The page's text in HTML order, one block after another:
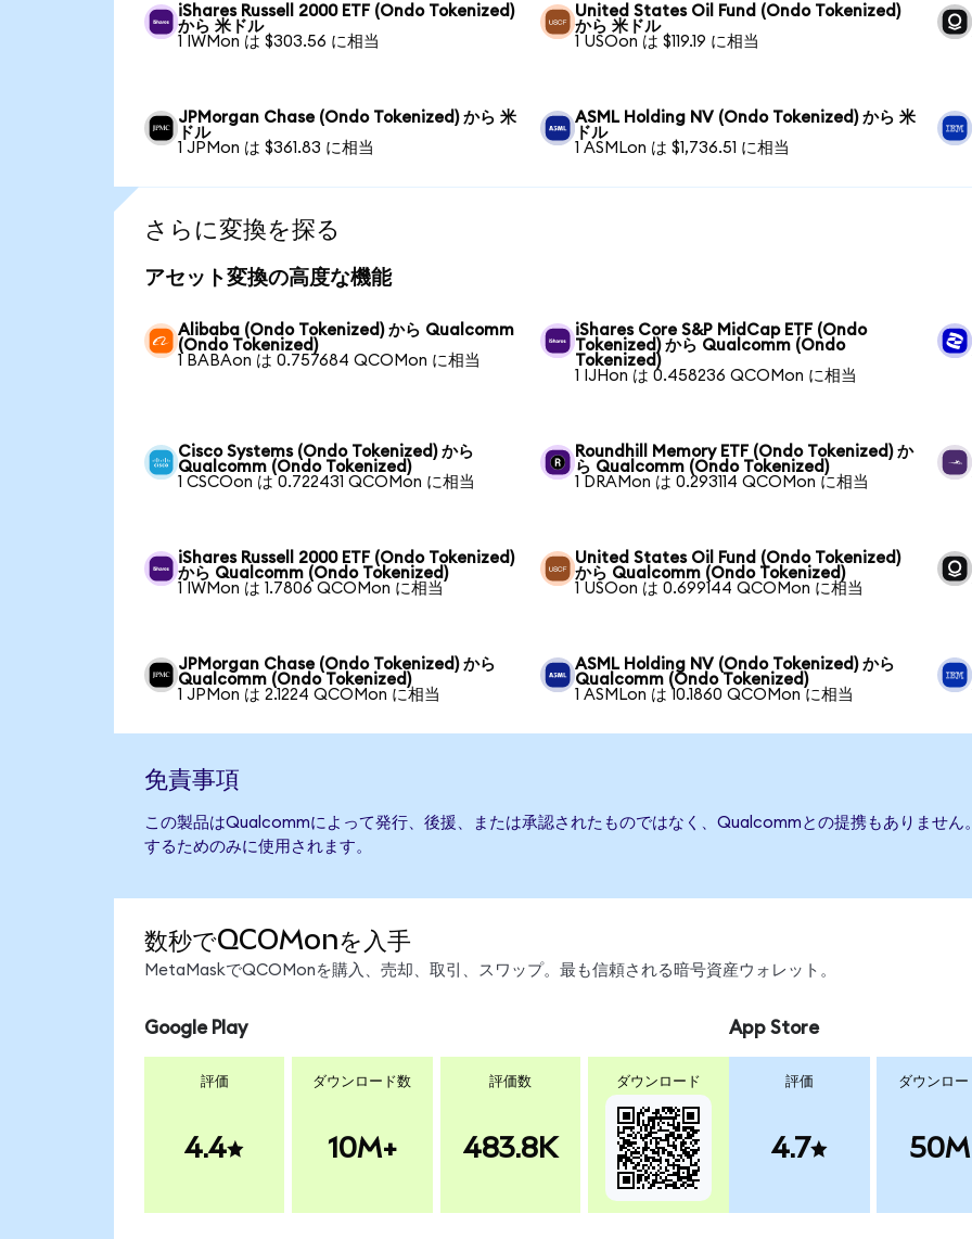
iShares Russell 2000 ETF (Ondo Tokenized)
から 米ドル
1 IWMon は $303.56 に相当
United States Oil Fund (Ondo Tokenized)
から 米ドル
1 USOon は $119.19 に相当
JPMorgan Chase (Ondo Tokenized) から 米
ドル
1 JPMon は $361.83 に相当
ASML Holding NV (Ondo Tokenized) から 米
ドル
1 ASMLon は $1,736.51 に相当
さらに変換を探る
アセット変換の高度な機能
Alibaba (Ondo Tokenized) から Qualcomm
(Ondo Tokenized)
1 BABAon は 0.757684 QCOMon に相当
iShares Core S&P MidCap ETF (Ondo
Tokenized) から Qualcomm (Ondo
Tokenized)
1 IJHon は 0.458236 QCOMon に相当
Cisco Systems (Ondo Tokenized) から
Qualcomm (Ondo Tokenized)
1 CSCOon は 0.722431 QCOMon に相当
Roundhill Memory ETF (Ondo Tokenized) か
ら Qualcomm (Ondo Tokenized)
1 DRAMon は 0.293114 QCOMon に相当
iShares Russell 2000 ETF (Ondo Tokenized)
から Qualcomm (Ondo Tokenized)
1 IWMon は 1.7806 QCOMon に相当
United States Oil Fund (Ondo Tokenized)
から Qualcomm (Ondo Tokenized)
1 USOon は 0.699144 QCOMon に相当
JPMorgan Chase (Ondo Tokenized) から
Qualcomm (Ondo Tokenized)
1 JPMon は 2.1224 QCOMon に相当
ASML Holding NV (Ondo Tokenized) から
Qualcomm (Ondo Tokenized)
1 ASMLon は 10.1860 QCOMon に相当
免責事項
この製品はQualcommによって発行、後援、または承認されたものではなく、Qualcommとの提携もありません
するためのみに使用されます。
数秒でQCOMonを入手
MetaMaskでQCOMonを購入、売却、取引、スワップ。最も信頼される暗号資産ウォレット。
Google Play
評価
4.4
ダウンロード数
10M+
評価数
483.8K
ダウンロード
App Store
評価
4.7
ダウンロー